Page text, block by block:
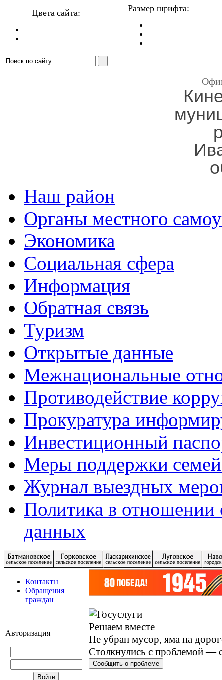
Цвета сайта: Размер шрифта:
Наш район
Органы местного
Экономика
Социальная сфера
Информация
Обратная связь
Туризм
Открытые данные
Межнациональные
Противодействие
Прокуратура
Инвестиционный
Меры поддержки
Журнал выездных
Политика в отношении
данных
Контакты
Обращения
граждан
Авторизация
Решаем вместе
Не убран мусор, яма на
Столкнулись с проблемой —
Сообщить о проблеме